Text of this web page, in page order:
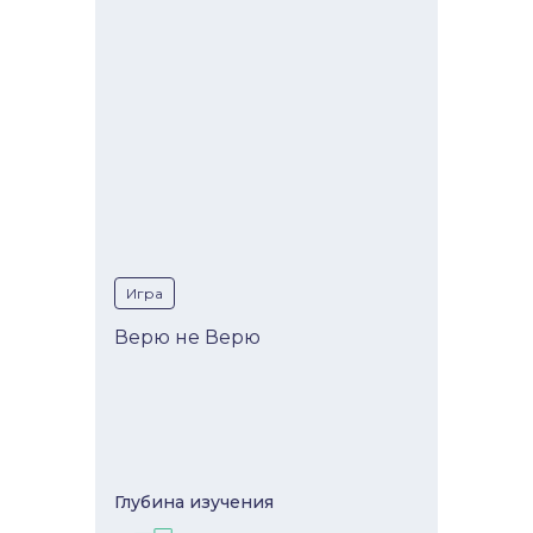
Игра
Верю не Верю
Глубина изучeния